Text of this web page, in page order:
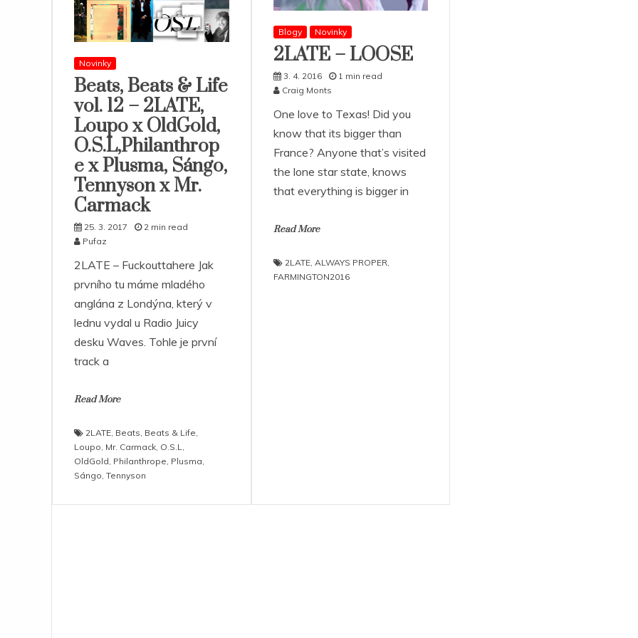
Novinky
Beats, Beats & Life
vol. 12 – 2LATE,
Loupo x OldGold,
O.S.L,Philanthrop
e x Plusma, Sángo,
Tennyson x Mr.
Carmack
25. 3. 2017
2 min read
Pufaz
2LATE – Fuckouttahere Jak
prvního tu máme mladého
anglána z Londýna, který v
lednu vydal u Radio Juicy
desku Waves. Tohle je první
track a
Read More
2LATE, Beats, Beats & Life,
Loupo, Mr. Carmack, O.S.L,
OldGold, Philanthrope, Plusma,
Sángo, Tennyson
Blogy Novinky
2LATE – LOOSE
3. 4. 2016
1 min read
Craig Monts
One love to Texas! Did you
know that its bigger than
France? Anyone that’s visited
the lone star state, knows
that everything is bigger in
Read More
2LATE, ALWAYS PROPER,
FARMINGTON2016